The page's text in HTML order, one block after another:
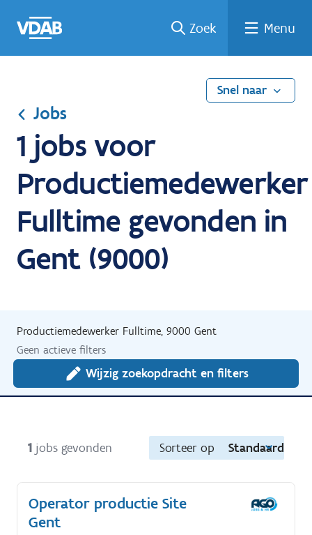
naar
een
een
job
naar
Zoek Menu
Snel naar
Jobs
1 jobs voor
Productiemedewerker
Fulltime gevonden in
Gent (9000)
Productiemedewerker Fulltime, 9000 Gent
Geen actieve filters
Wijzig zoekopdracht en filters
1 jobs gevonden Sorteer op Standaard
Operator productie Site
Gent